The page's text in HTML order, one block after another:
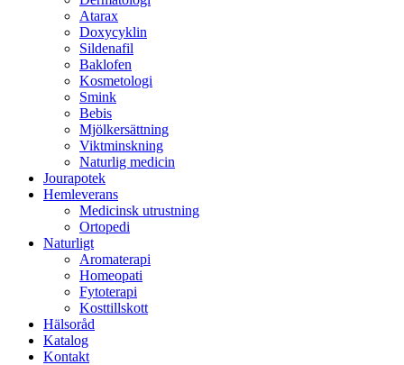
Atarax
Doxycyklin
Sildenafil
Baklofen
Kosmetologi
Smink
Bebis
Mjölkersättning
Viktminskning
Naturlig medicin
Jourapotek
Hemleverans
Medicinsk utrustning
Ortopedi
Naturligt
Aromaterapi
Homeopati
Fytoterapi
Kosttillskott
Hälsoråd
Katalog
Kontakt